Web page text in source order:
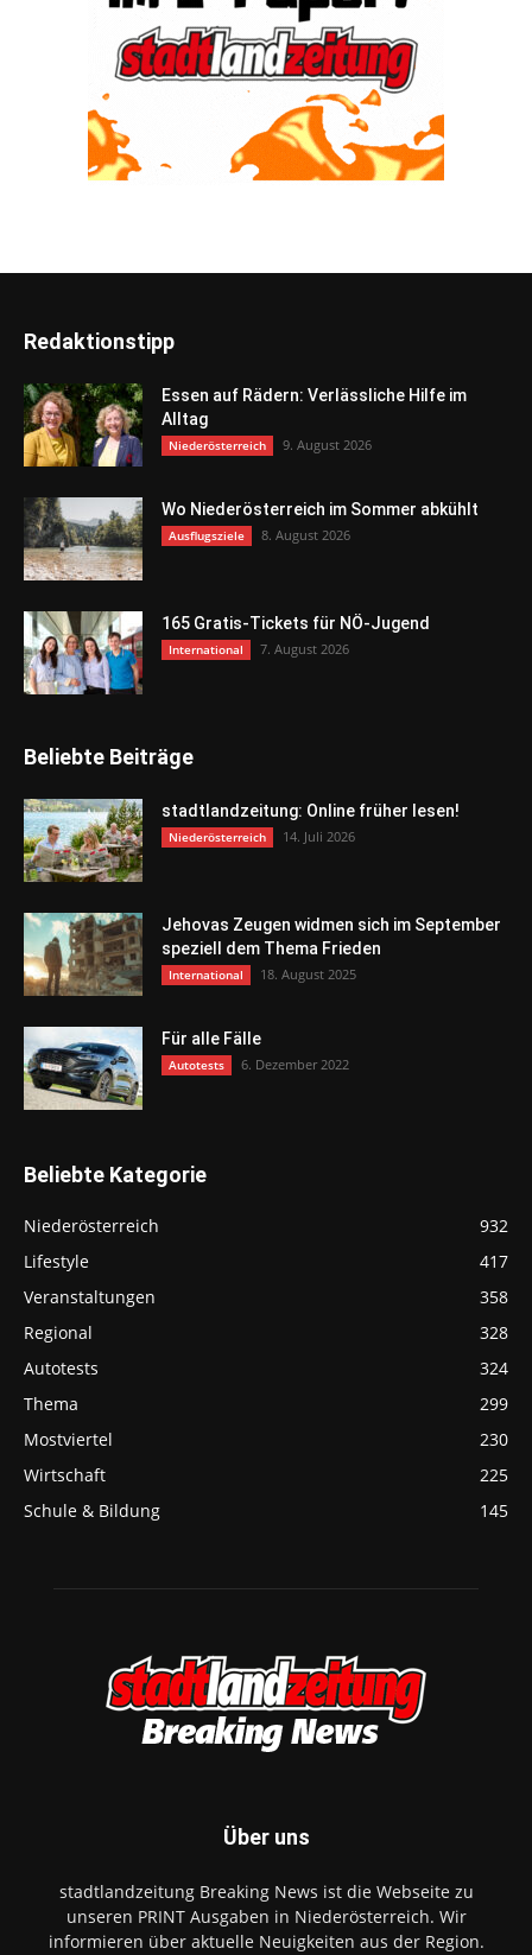
Redaktionstipp
Essen auf Rädern: Verlässliche Hilfe im
Alltag
Niederösterreich 9. August 2026
Wo Niederösterreich im Sommer abkühlt
Ausflugsziele 8. August 2026
165 Gratis-Tickets für NÖ-Jugend
International 7. August 2026
Beliebte Beiträge
stadtlandzeitung: Online früher lesen!
Niederösterreich 14. Juli 2026
Jehovas Zeugen widmen sich im September
speziell dem Thema Frieden
International 18. August 2025
Für alle Fälle
Autotests 6. Dezember 2022
Beliebte Kategorie
Niederösterreich
932
Lifestyle
417
Veranstaltungen
358
Regional
328
Autotests
324
Thema
299
Mostviertel
230
Wirtschaft
225
Schule & Bildung
145
Über uns
stadtlandzeitung Breaking News ist die Webseite zu
unseren PRINT Ausgaben in Niederösterreich. Wir
informieren über aktuelle Neuigkeiten aus der Region.